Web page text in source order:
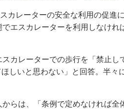
カレーターの安全な利用の促進
エスカレーターを利用しなけれ
カレーターでの歩行を「禁止し
しいと思わない」と回答。半々
からは、「条例で定めなければ